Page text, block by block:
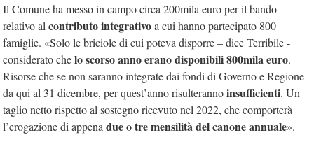
Il Comune ha messo in campo circa 200mila euro per il bando
relativo al contributo integrativoa cui hanno partecipato 800
famiglie. «Solo le briciole di cui poteva disporre – dice Terribile -
considerato chelo scorso anno erano disponibili 800mila euro.
Risorse che se non saranno integrate dai fondi di Governo e Regione
da qui al 31 dicembre, per quest’anno risulterannoinsufficienti. Un
taglio netto rispetto al sostegno ricevuto nel 2022, che comporterà
l’erogazione di appena due o tre mensilità del canone annuale».